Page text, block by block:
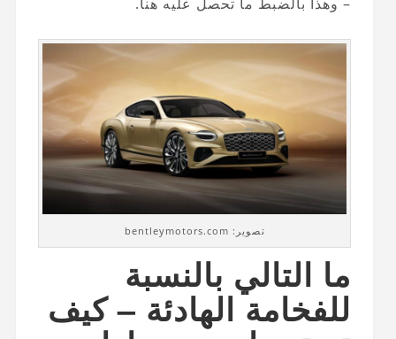
تصوير: bentleymotors.com
ما التالي بالنسبة
للفخامة الهادئة – كيف